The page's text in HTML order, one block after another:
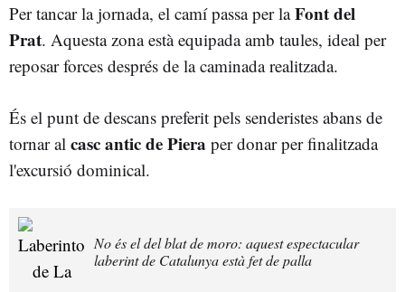
Per tancar la jornada, el camí passa per laFont del
Prat. Aquesta zona està equipada amb taules, ideal per
reposar forces després de la caminada realitzada.
És el punt de descans preferit pels senderistes abans de
tornar al casc antic de Piera per donar per finalitzada
l'excursió dominical.
No és el del blat de moro: aquest espectacular
laberint de Catalunya està fet de palla